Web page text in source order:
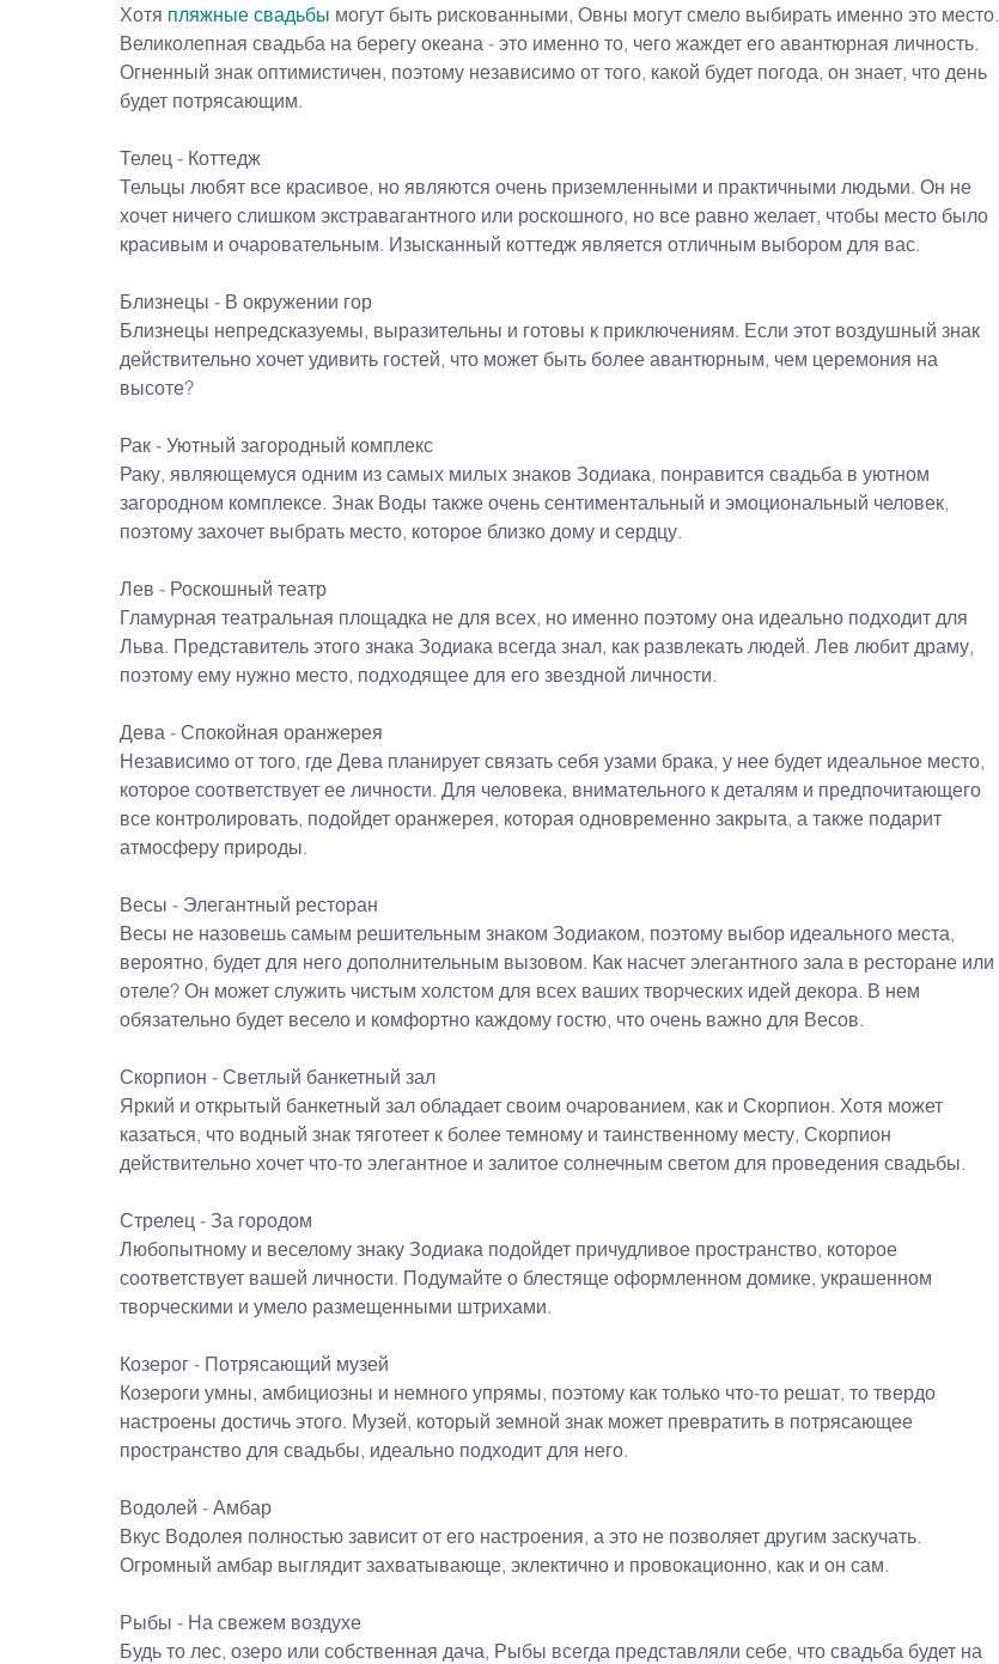
Хотя пляжные свадьбы могут быть рискованными, Овны могут смело выбирать именно это место.
Великолепная свадьба на берегу океана - это именно то, чего жаждет его авантюрная личность.
Огненный знак оптимистичен, поэтому независимо от того, какой будет погода, он знает, что день
будет потрясающим.
Телец - Коттедж
Тельцы любят все красивое, но являются очень приземленными и практичными людьми. Он не
хочет ничего слишком экстравагантного или роскошного, но все равно желает, чтобы место было
красивым и очаровательным. Изысканный коттедж является отличным выбором для вас.
Близнецы - В окружении гор
Близнецы непредсказуемы, выразительны и готовы к приключениям. Если этот воздушный знак
действительно хочет удивить гостей, что может быть более авантюрным, чем церемония на
высоте?
Рак - Уютный загородный комплекс
Раку, являющемуся одним из самых милых знаков Зодиака, понравится свадьба в уютном
загородном комплексе. Знак Воды также очень сентиментальный и эмоциональный человек,
поэтому захочет выбрать место, которое близко дому и сердцу.
Лев - Роскошный театр
Гламурная театральная площадка не для всех, но именно поэтому она идеально подходит для
Льва. Представитель этого знака Зодиака всегда знал, как развлекать людей. Лев любит драму,
поэтому ему нужно место, подходящее для его звездной личности.
Дева - Спокойная оранжерея
Независимо от того, где Дева планирует связать себя узами брака, у нее будет идеальное место,
которое соответствует ее личности. Для человека, внимательного к деталям и предпочитающего
все контролировать, подойдет оранжерея, которая одновременно закрыта, а также подарит
атмосферу природы.
Весы - Элегантный ресторан
Весы не назовешь самым решительным знаком Зодиаком, поэтому выбор идеального места,
вероятно, будет для него дополнительным вызовом. Как насчет элегантного зала в ресторане или
отеле? Он может служить чистым холстом для всех ваших творческих идей декора. В нем
обязательно будет весело и комфортно каждому гостю, что очень важно для Весов.
Скорпион - Светлый банкетный зал
Яркий и открытый банкетный зал обладает своим очарованием, как и Скорпион. Хотя может
казаться, что водный знак тяготеет к более темному и таинственному месту, Скорпион
действительно хочет что-то элегантное и залитое солнечным светом для проведения свадьбы.
Стрелец - За городом
Любопытному и веселому знаку Зодиака подойдет причудливое пространство, которое
соответствует вашей личности. Подумайте о блестяще оформленном домике, украшенном
творческими и умело размещенными штрихами.
Козерог - Потрясающий музей
Козероги умны, амбициозны и немного упрямы, поэтому как только что-то решат, то твердо
настроены достичь этого. Музей, который земной знак может превратить в потрясающее
пространство для свадьбы, идеально подходит для него.
Водолей - Амбар
Вкус Водолея полностью зависит от его настроения, а это не позволяет другим заскучать.
Огромный амбар выглядит захватывающе, эклектично и провокационно, как и он сам.
Рыбы - На свежем воздухе
Будь то лес, озеро или собственная дача, Рыбы всегда представляли себе, что свадьба будет на